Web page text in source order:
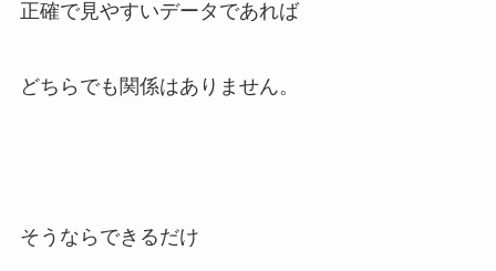
正確で見やすいデータであれば
どちらでも関係はありません。
そうならできるだけ